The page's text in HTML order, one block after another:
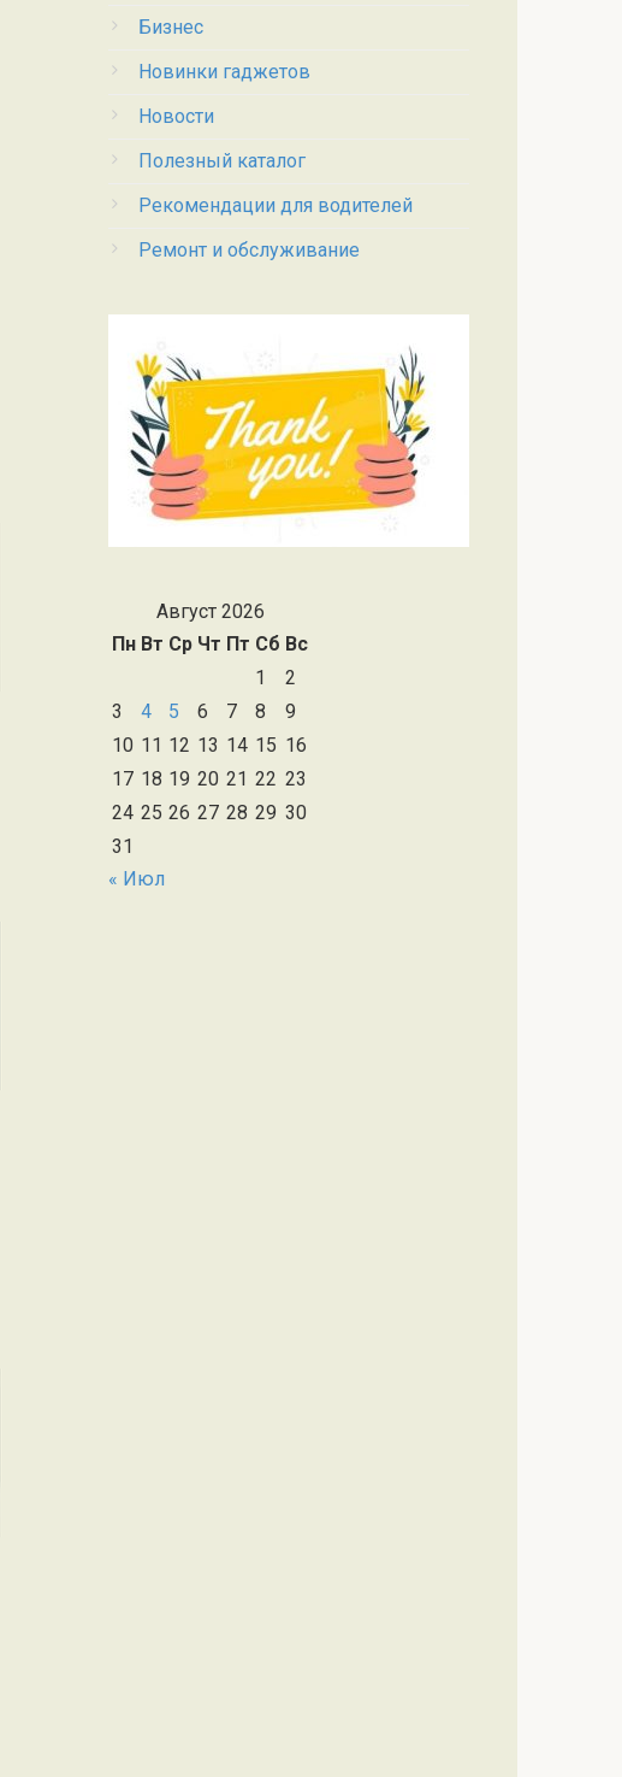
Бизнес
Новинки гаджетов
Новости
Полезный каталог
Рекомендации для водителей
Ремонт и обслуживание
Август 2026
Пн Вт Ср Чт Пт Сб Вс
1
2
3
4 5 6 7 8
9
10 11 12 13 14 15 16
17 18 19 20 21 22 23
24 25 26 27 28 29 30
31
« Июл